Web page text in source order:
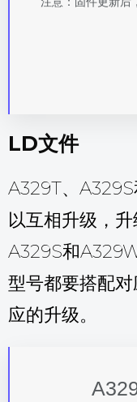
LD文件
A329T、
以互相升级，升
A329S和
型号都要搭配
应的升级。